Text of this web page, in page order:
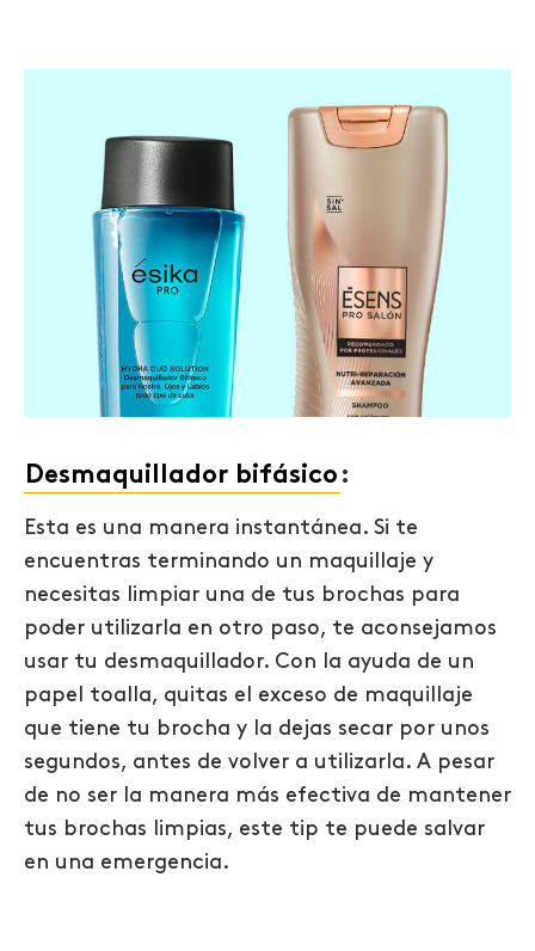
Desmaquillador bifásico :
Esta es una manera instantánea. Si te
encuentras terminando un maquillaje y
necesitas limpiar una de tus brochas para
poder utilizarla en otro paso, te aconsejamos
usar tu desmaquillador. Con la ayuda de un
papel toalla, quitas el exceso de maquillaje
que tiene tu brocha y la dejas secar por unos
segundos, antes de volver a utilizarla. A pesar
de no ser la manera más efectiva de mantener
tus brochas limpias, este tip te puede salvar
en una emergencia.